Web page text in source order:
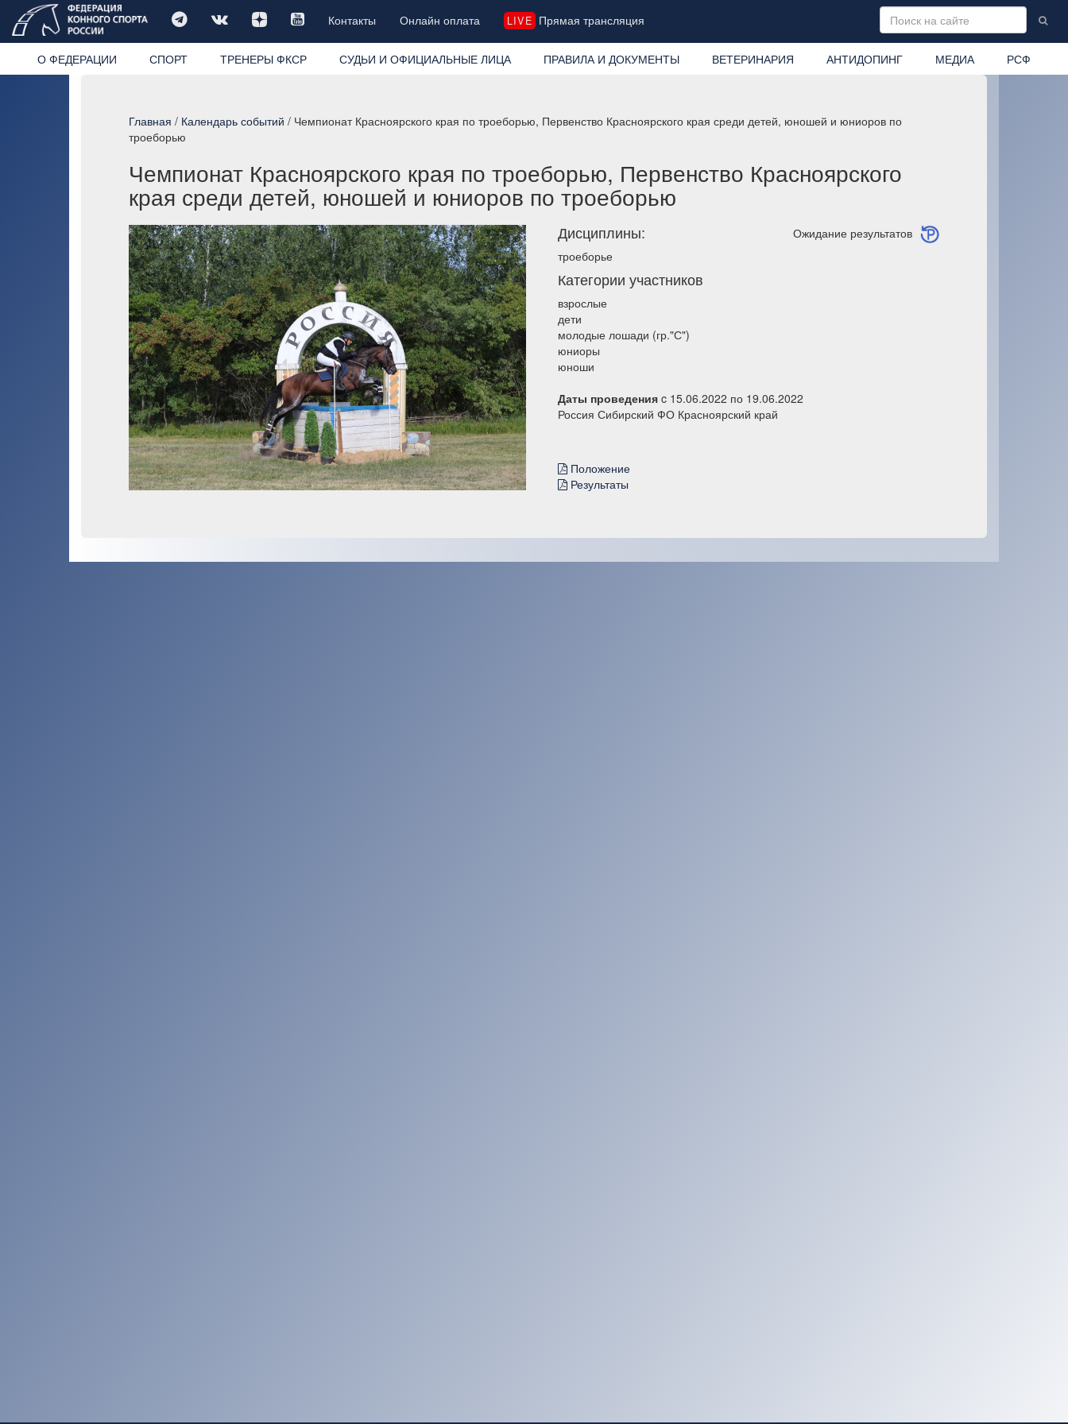
Контакты Онлайн оплата LIVE Прямая трансляция
О ФЕДЕРАЦИИ СПОРТ ТРЕНЕРЫ ФКСР СУДЬИ И ОФИЦИАЛЬНЫЕ ЛИЦА ПРАВИЛА И ДОКУМЕНТЫ ВЕТЕРИНАРИЯ АНТИДОПИНГ МЕДИА РСФ
Главная / Календарь событий / Чемпионат Красноярского края по троеборью, Первенство Красноярского края среди детей, юношей и юниоров по
троеборью
Чемпионат Красноярского края по троеборью, Первенство Красноярского
края среди детей, юношей и юниоров по троеборью
Ожидание результатов
Дисциплины:
троеборье
Категории участников
взрослые
дети
молодые лошади (гр."С")
юниоры
юноши
Даты проведения c 15.06.2022 по 19.06.2022
Россия Сибирский ФО Красноярский край
Положение
Результаты